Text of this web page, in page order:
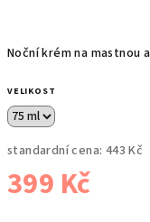
Noční krém na
VELIKOST
standardní cena: 443 Kč
399 Kč